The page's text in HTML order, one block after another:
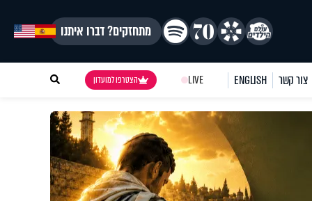
מתחזקים? דברו איתנו
צור קשר ENGLISH
LIVE הצטרפו למועדון